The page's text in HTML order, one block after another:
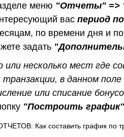
меню "Отчеты" =>
вас период
по времени дня и
задать
несколько мест где
в данном
или списание
"Построить
Как составить график по